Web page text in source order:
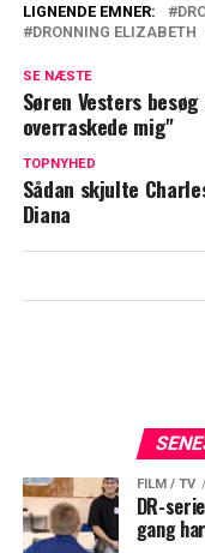
Svær start:
Vidste det
afsløring
LIGNENDE EMNER:
DRONNING ELIZABETH
SE NÆSTE
Søren Vesters
overraskede mig"
TOPNYHED
Sådan skjulte
Diana
FILM / TV
DR-
gang